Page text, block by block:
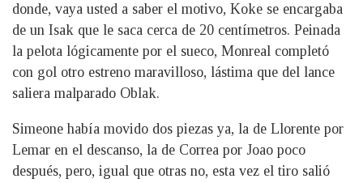
donde, vaya usted a saber el motivo, Koke se encargaba
de un Isak que le saca cerca de 20 centímetros. Peinada
la pelota lógicamente por el sueco, Monreal completó
con gol otro estreno maravilloso, lástima que del lance
saliera malparado Oblak.
Simeone había movido dos piezas ya, la de Llorente por
Lemar en el descanso, la de Correa por Joao poco
después, pero, igual que otras no, esta vez el tiro salió